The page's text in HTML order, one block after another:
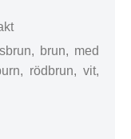
brun, med
rödbrun, vit,